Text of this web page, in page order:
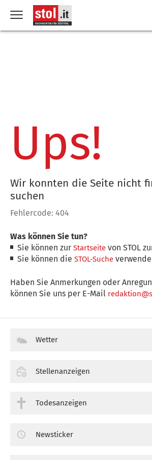
Ups!
Wir konnten die Seite nicht
suchen
Fehlercode: 404
Was können Sie tun?
Sie können zurStartseite von STOL
Sie können dieSTOL-Suche
Haben Sie Anmerkungen oder
können Sie uns per E-Mail
Wetter
Stellenanzeigen
Todesanzeigen
Newsticker